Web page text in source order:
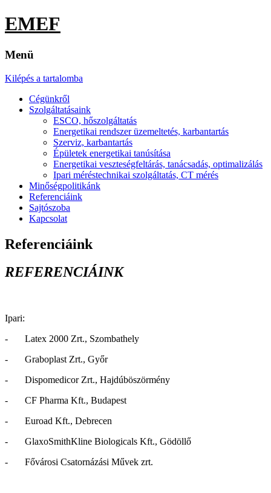
EMEF
Menü
Kilépés a tartalomba
Cégünkről
Szolgáltatásaink
ESCO, hőszolgáltatás
Energetikai rendszer üzemeltetés, karbantartás
Szerviz, karbantartás
Épületek energetikai tanúsítása
Energetikai veszteségfeltárás, tanácsadás, optimalizálás
Ipari méréstechnikai szolgáltatás, CT mérés
Minőségpolitikánk
Referenciáink
Sajtószoba
Kapcsolat
Referenciáink
REFERENCIÁINK
Ipari:
- Latex 2000 Zrt., Szombathely
- Graboplast Zrt., Győr
- Dispomedicor Zrt., Hajdúböszörmény
- CF Pharma Kft., Budapest
- Euroad Kft., Debrecen
- GlaxoSmithKline Biologicals Kft., Gödöllő
- Fővárosi Csatornázási Művek zrt.